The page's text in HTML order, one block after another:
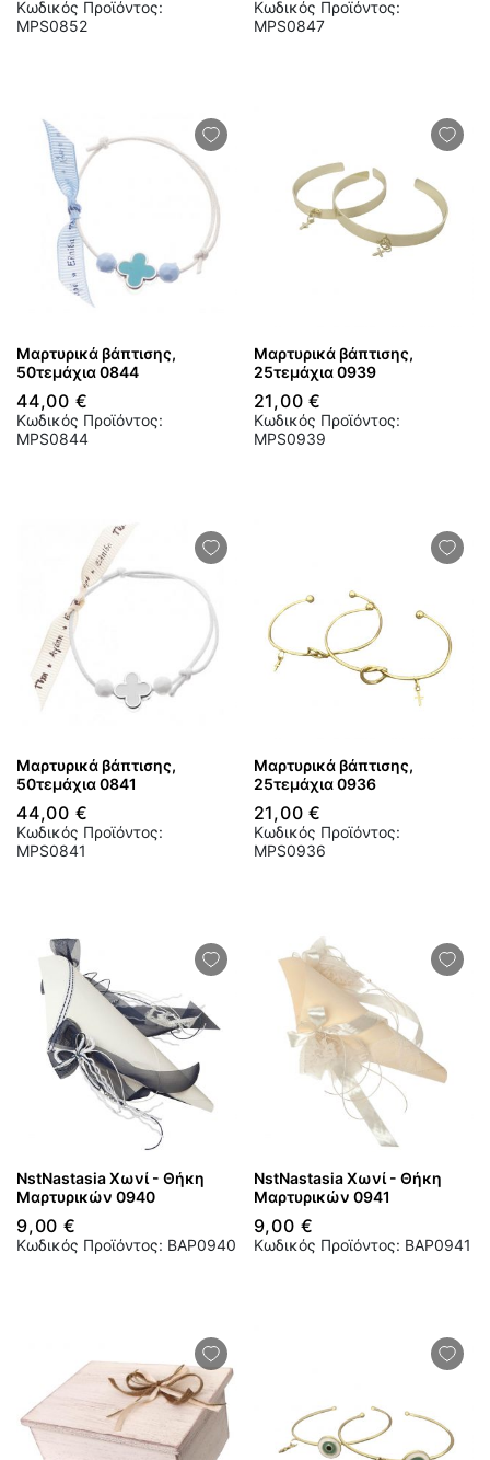
Κωδικός Προϊόντος:
MPS0852
Κωδικός Προϊόντος:
MPS0847
Μαρτυρικά βάπτισης,
50τεμάχια 0844
44,00 €
Κωδικός Προϊόντος:
MPS0844
Μαρτυρικά βάπτισης,
25τεμάχια 0939
21,00 €
Κωδικός Προϊόντος:
MPS0939
Μαρτυρικά βάπτισης,
50τεμάχια 0841
44,00 €
Κωδικός Προϊόντος:
MPS0841
Μαρτυρικά βάπτισης,
25τεμάχια 0936
21,00 €
Κωδικός Προϊόντος:
MPS0936
NstNastasia Χωνί - Θήκη
Μαρτυρικών 0940
9,00 €
Κωδικός Προϊόντος: BAP0940
NstNastasia Χωνί - Θήκη
Μαρτυρικών 0941
9,00 €
Κωδικός Προϊόντος: BAP0941